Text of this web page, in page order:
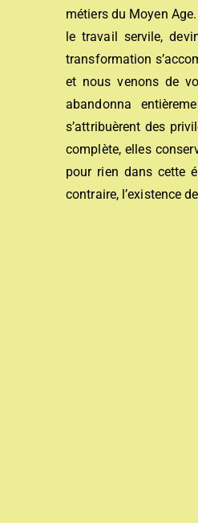
métiers du Moyen
le travail servile,
transformation
et nous venons de
abandonna
s’attribuèrent des
complète, elles
pour rien dans cette
contraire, l’existence